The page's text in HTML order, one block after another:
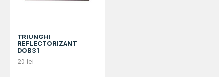
TRIUNGHI
REFLECTORIZANT
DOB31
20 lei